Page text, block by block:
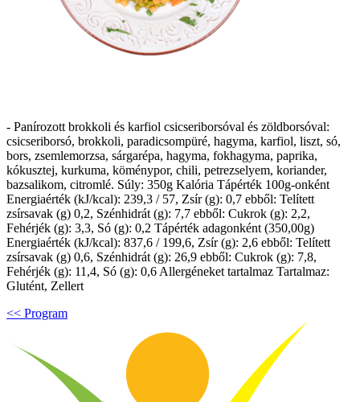
- Panírozott brokkoli és karfiol csicseriborsóval és zöldborsóval:
csicseriborsó, brokkoli, paradicsompüré, hagyma, karfiol, liszt, só,
bors, zsemlemorzsa, sárgarépa, hagyma, fokhagyma, paprika,
kókusztej, kurkuma, köménypor, chili, petrezselyem, koriander,
bazsalikom, citromlé. Súly: 350g Kalória Tápérték 100g-onként
Energiaérték (kJ/kcal): 239,3 / 57, Zsír (g): 0,7 ebből: Telített
zsírsavak (g) 0,2, Szénhidrát (g): 7,7 ebből: Cukrok (g): 2,2,
Fehérjék (g): 3,3, Só (g): 0,2 Tápérték adagonként (350,00g)
Energiaérték (kJ/kcal): 837,6 / 199,6, Zsír (g): 2,6 ebből: Telített
zsírsavak (g) 0,6, Szénhidrát (g): 26,9 ebből: Cukrok (g): 7,8,
Fehérjék (g): 11,4, Só (g): 0,6 Allergéneket tartalmaz Tartalmaz:
Glutént, Zellert
<< Program